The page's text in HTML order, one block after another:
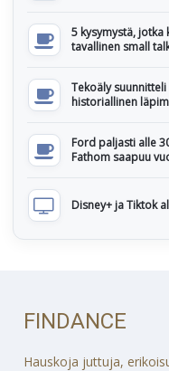
5 kysymystä,
tavallinen small
Tekoäly
historiallinen
Ford paljasti alle
Fathom saapuu
Disney+ ja Tiktok
FINDANCE
Hauskoja juttuja,